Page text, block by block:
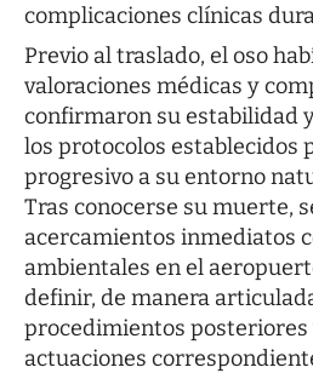
complicaciones clínicas
Previo al traslado, el oso
valoraciones médicas y
confirmaron su estabilidad
los protocolos establecidos
progresivo a su entorno
Tras conocerse su muerte,
acercamientos inmediatos
ambientales en el
definir, de manera
procedimientos posteriores
actuaciones